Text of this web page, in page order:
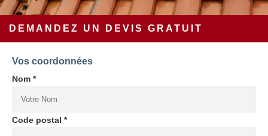
DEMANDEZ UN DEVIS GRATUIT
Vos coordonnées
Nom *
Code postal *